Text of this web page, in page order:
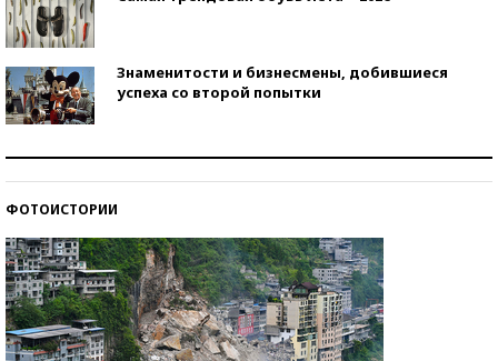
Знаменитости и бизнесмены, добившиеся
успеха со второй попытки
ФОТОИСТОРИИ